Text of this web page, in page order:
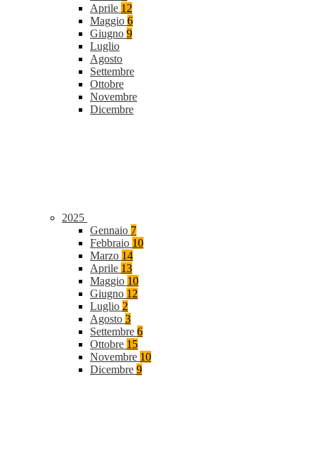
Aprile 12
Maggio 6
Giugno 9
Luglio
Agosto
Settembre
Ottobre
Novembre
Dicembre
2025
Gennaio 7
Febbraio 10
Marzo 14
Aprile 13
Maggio 10
Giugno 12
Luglio 2
Agosto 3
Settembre 6
Ottobre 15
Novembre 10
Dicembre 9